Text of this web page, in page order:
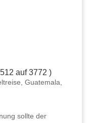
auf 3772 )
Guatemala
sollte der